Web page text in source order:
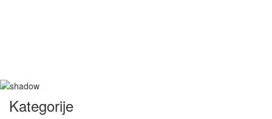
Kategorije